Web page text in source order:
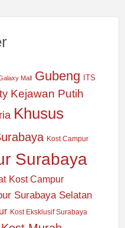
Mall Gubeng ITS
Kejawan Putih
Khusus
Kost Campur
Surabaya
Kost Campur
Surabaya Selatan
Kost Eksklusif Surabaya